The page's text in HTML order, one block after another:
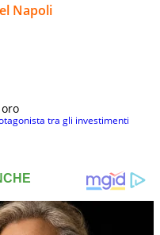
Napoli
tra gli investimenti